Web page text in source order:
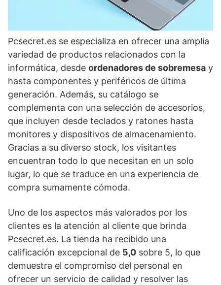
Pcsecret.es se especializa en ofrecer una amplia
variedad de productos relacionados con la
informática, desde ordenadores de sobremesa y
hasta componentes y periféricos de última
generación. Además, su catálogo se
complementa con una selección de accesorios,
que incluyen desde teclados y ratones hasta
monitores y dispositivos de almacenamiento.
Gracias a su diverso stock, los visitantes
encuentran todo lo que necesitan en un solo
lugar, lo que se traduce en una experiencia de
compra sumamente cómoda.
Uno de los aspectos más valorados por los
clientes es la atención al cliente que brinda
Pcsecret.es. La tienda ha recibido una
calificación excepcional de 5,0 sobre 5, lo que
demuestra el compromiso del personal en
ofrecer un servicio de calidad y resolver las